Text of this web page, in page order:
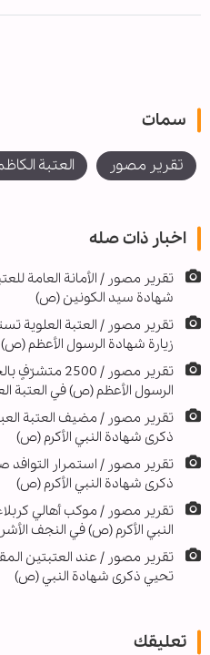
سمات
تقرير مصور العتبة
اخبار ذات صله
تقرير مصور / الأمانة العامة
شهادة سيد الكونين (ص)
تقرير مصور / العتبة العلوية
زيارة شهادة الرسول الأعظم (ص)
تقرير مصور /
الرسول الأعظم (ص) في العتبة
تقریر مصور / مضيف العتبة
ذكرى شهادة النبي الأكرم (ص)
تقریر مصور / استمرار التوافد
ذكرى شهادة النبي الأكرم (ص)
تقریر مصور / موكب أهالي
النبي الأكرم (ص) في النجف
تقریر مصور / عند العتبتين
تحيي ذكرى شهادة النبي (ص)
تعليقك